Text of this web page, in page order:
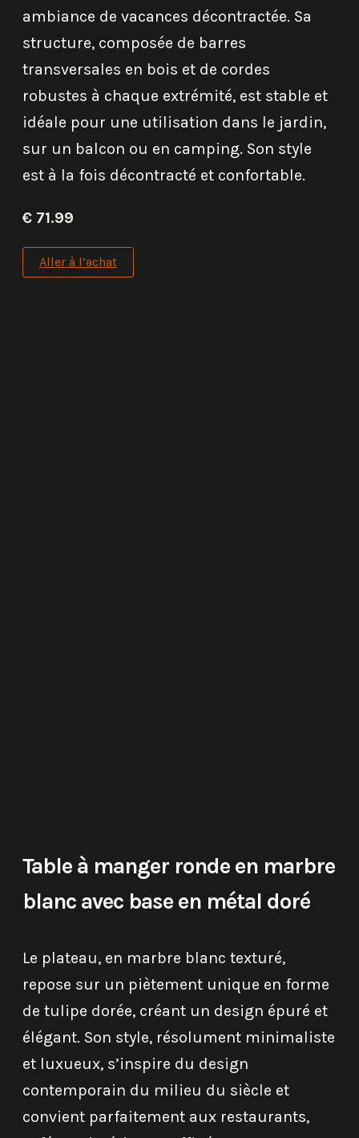
ambiance de vacances décontractée. Sa
structure, composée de barres
transversales en bois et de cordes
robustes à chaque extrémité, est stable et
idéale pour une utilisation dans le jardin,
sur un balcon ou en camping. Son style
est à la fois décontracté et confortable.
€ 71.99
Aller à l’achat
Table à manger ronde en marbre
blanc avec base en métal doré
Le plateau, en marbre blanc texturé,
repose sur un piètement unique en forme
de tulipe dorée, créant un design épuré et
élégant. Son style, résolument minimaliste
et luxueux, s’inspire du design
contemporain du milieu du siècle et
convient parfaitement aux restaurants,